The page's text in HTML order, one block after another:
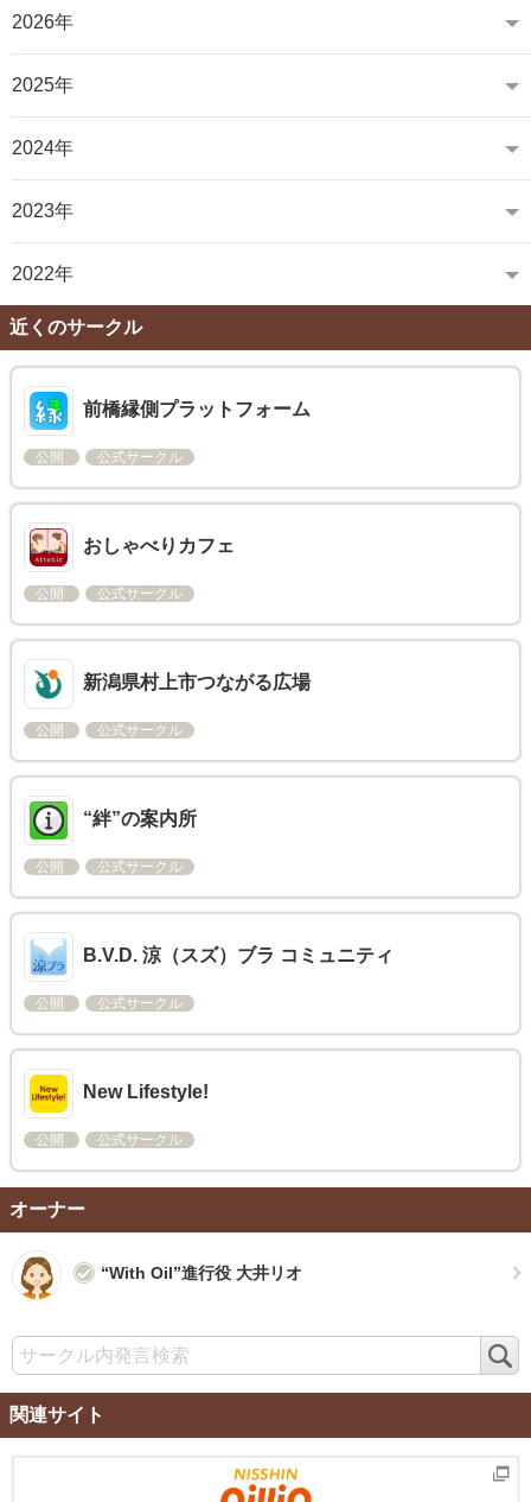
2026年
2025年
2024年
2023年
2022年
近くのサークル
前橋縁側プラットフォーム
公開 公式サークル
おしゃべりカフェ
公開 公式サークル
新潟県村上市つながる広場
公開 公式サークル
“絆”の案内所
公開 公式サークル
B.V.D. 涼（スズ）ブラ コミュニティ
公開 公式サークル
New Lifestyle!
公開 公式サークル
オーナー
“With Oil”進行役 大井リオ
関連サイト